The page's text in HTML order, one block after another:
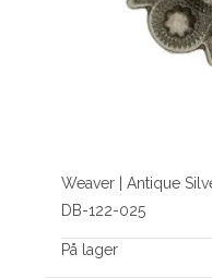
Weaver | Antique
DB-122-025
På lager